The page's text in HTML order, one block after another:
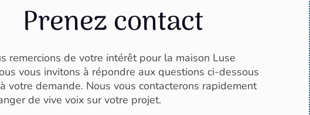
Prenez contact
remercions de votre intérêt pour la maison Luse
vous invitons à répondre aux questions ci-dessous
votre demande. Nous vous contacterons rapidement
de vive voix sur votre projet.